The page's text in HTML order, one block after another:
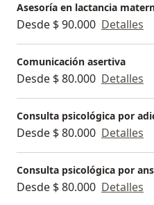
Asesoría en lactancia
Desde $ 90.000 Detalles
Comunicación asertiva
Desde $ 80.000 Detalles
Consulta psicológica por
Desde $ 80.000 Detalles
Consulta psicológica por
Desde $ 80.000 Detalles